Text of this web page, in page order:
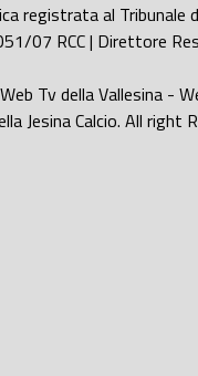
registrata al Tribunale
07 RCC | Direttore
Tv della Vallesina -
Jesina Calcio. All right